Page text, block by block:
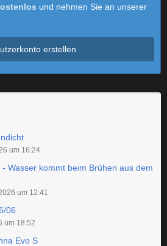
und nehmen Sie an unserer
erstellen
um 16:24
- Wasser kommt beim Brühen aus dem
um 12:41
06
um 18:52
Evo S